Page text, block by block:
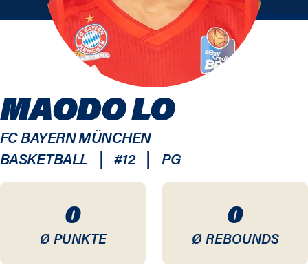
0
Ø PUNKTE
0
Ø REBOUNDS
MAODO LO
FC BAYERN MÜNCHEN
BASKETBALL
| #12 | PG